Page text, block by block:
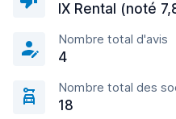
IX Rental (noté
Nombre total d'avis
4
Nombre total des
18